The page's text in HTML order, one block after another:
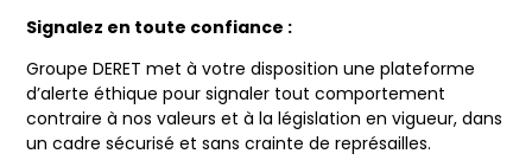
Signalez en toute confiance :
Groupe DERET met à votre disposition une plateforme
d’alerte éthique pour signaler tout comportement
contraire à nos valeurs et à la législation en vigueur, dans
un cadre sécurisé et sans crainte de représailles.